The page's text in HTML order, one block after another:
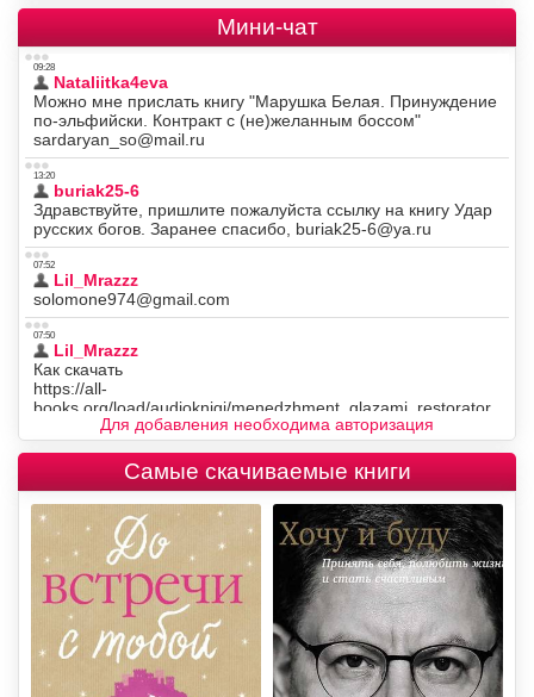
Мини-чат
Для добавления необходима авторизация
Самые скачиваемые книги